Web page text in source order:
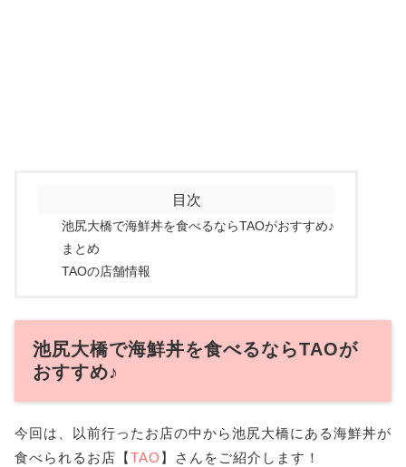
目次
池尻大橋で海鮮丼を食べるならTAOがおすすめ♪
まとめ
TAOの店舗情報
池尻大橋で海鮮丼を食べるならTAOが
おすすめ♪
今回は、以前行ったお店の中から池尻大橋にある海鮮丼が
食べられるお店【TAO 】さんをご紹介します！